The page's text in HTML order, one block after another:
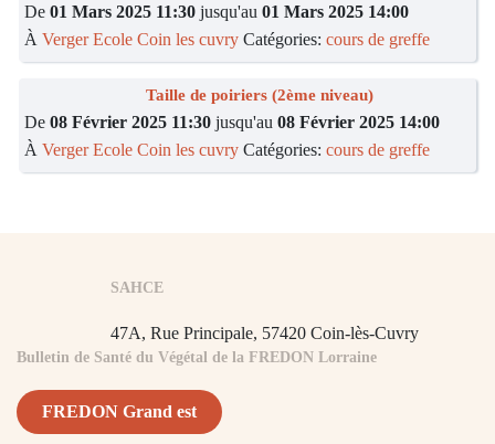
De01 Mars 2025 11:30 jusqu'au01 Mars 2025 14:00
ÀVerger Ecole Coin les cuvry Catégories:cours de greffe
Taille de poiriers (2ème niveau)
De08 Février 2025 11:30 jusqu'au08 Février 2025 14:00
ÀVerger Ecole Coin les cuvry Catégories:cours de greffe
SAHCE
47A, Rue Principale, 57420 Coin-lès-Cuvry
Bulletin de Santé du Végétal de la FREDON Lorraine
FREDON Grand est